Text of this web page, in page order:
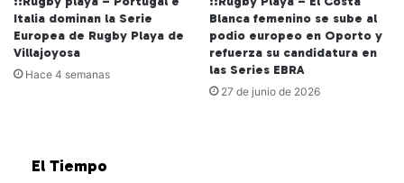
Italia dominan la Serie
Europea de Rugby Playa de
Villajoyosa
Hace 4 semanas
Blanca femenino se sube al
podio europeo en Oporto y
refuerza su candidatura en
las Series EBRA
27 de junio de 2026
El Tiempo